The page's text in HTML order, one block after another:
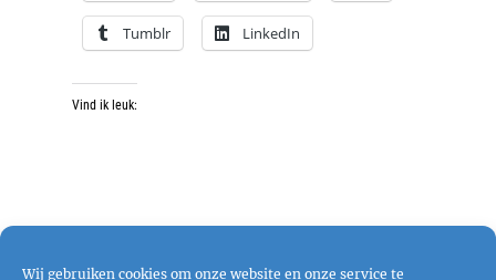
Wij gebruiken cookies om onze website en onze service te
Tumblr LinkedIn
Vind ik leuk: